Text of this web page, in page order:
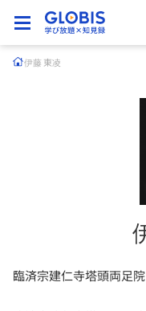
伊藤 東凌
臨済宗建仁寺塔頭両足